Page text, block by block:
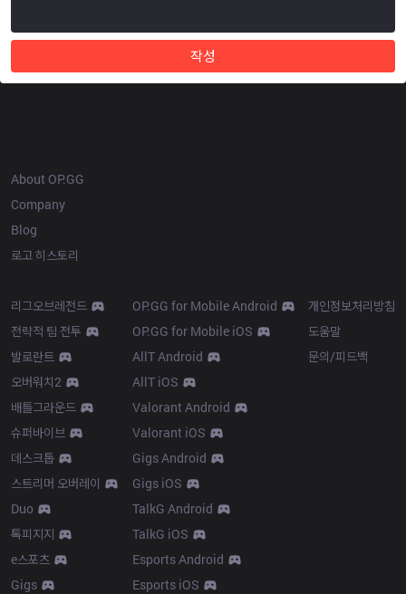
작성
About OP.GG
Company
Blog
로고 히스토리
리그오브레전드
전략적 팀 전투
발로란트
오버워치2
배틀그라운드
슈퍼바이브
데스크톱
스트리머 오버레이
Duo
톡피지지
e스포츠
Gigs
OP.GG for Mobile Android
OP.GG for Mobile iOS
AllT Android
AllT iOS
Valorant Android
Valorant iOS
Gigs Android
Gigs iOS
TalkG Android
TalkG iOS
Esports Android
Esports iOS
개인정보처리방침
도움말
문의/피드백